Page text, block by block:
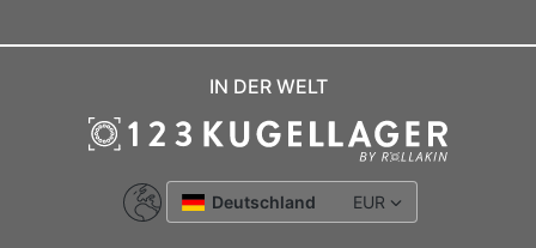
IN DER WELT
Deutschland EUR